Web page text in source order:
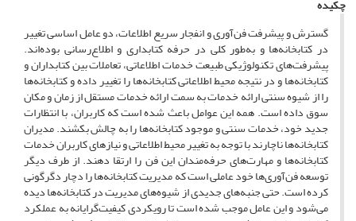
چکیده
گسترش و پیشرفت فن‌آوری و انفجار سریع اطلاعات، دو عامل اساسی تغییر
در کتابخانه‌ها و به‌طور کلی در حرفه کتابداری و اطلاع‌رسانی بوده‌اند.
پیشرفت‌های تکنولوژیکی طبیعت خدمات اطلاعاتی، تعاملات بین کتابداران و
کتابخانه‌ها و در نتیجه محیط اطلاعاتی کتابخانه‌ها را تغییر داده و کتابخانه‌ها
را از شیوه سنتی ارائه خدمات به سمت ارائه خدمات مستقل از زمان و مکان
سوق داده است. همه این عوامل باعث شده است که کاربران، با انتظارات
جدید خود، خدمات سنتی و موجود کتابخانه‌ها را به چالش بکشند. مدیران
کتابخانه‌ها ناچارند با توجه به تغییر محیط اطلاعاتی و نیازهای کاربران خدمات
کتابخانه‌ها و مهارت‌های حرفه‌مندان این فن را ارتقا دهند. از طرف دیگر
توسعه فن‌آوری‌ها خود عاملی است که مدیریت کتابخانه‌ها را دچار دگرگونی
کرده است. حتی جنبه‌های جدیدی از شیوه‌های مدیریت در کتابخانه‌ها دیده
می‌شود و این عامل موجب شده است تا رویکردی کیفیت‌گرایانه به عملکرد